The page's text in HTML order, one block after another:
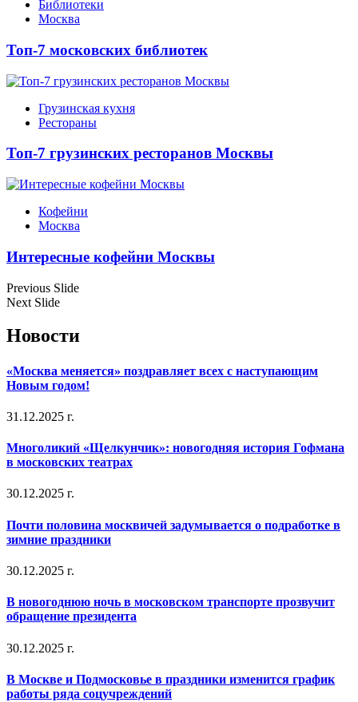
Библиотеки
Москва
Топ-7 московских библиотек
Грузинская кухня
Рестораны
Топ-7 грузинских ресторанов Москвы
Кофейни
Москва
Интересные кофейни Москвы
Previous Slide
Next Slide
Новости
«Москва меняется» поздравляет всех с наступающим
Новым годом!
31.12.2025 г.
Многоликий «Щелкунчик»: новогодняя история Гофмана
в московских театрах
30.12.2025 г.
Почти половина москвичей задумывается о подработке в
зимние праздники
30.12.2025 г.
В новогоднюю ночь в московском транспорте прозвучит
обращение президента
30.12.2025 г.
В Москве и Подмосковье в праздники изменится график
работы ряда соцучреждений